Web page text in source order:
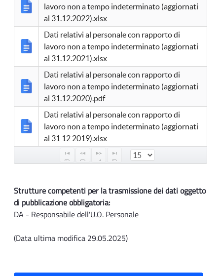
lavoro non a tempo indeterminato (aggiornati
al 31.12.2022).xlsx
Dati relativi al personale con rapporto di
lavoro non a tempo indeterminato (aggiornati
al 31.12.2021).xlsx
Dati relativi al personale con rapporto di
lavoro non a tempo indeterminato (aggiornati
al 31.12.2020).pdf
Dati relativi al personale con rapporto di
lavoro non a tempo indeterminato (aggiornati
al 31 12 2019).xlsx
Strutture competenti per la trasmissione dei dati oggetto
di pubblicazione obbligatoria:
DA - Responsabile dell'U.O. Personale
(Data ultima modifica 29.05.2025)